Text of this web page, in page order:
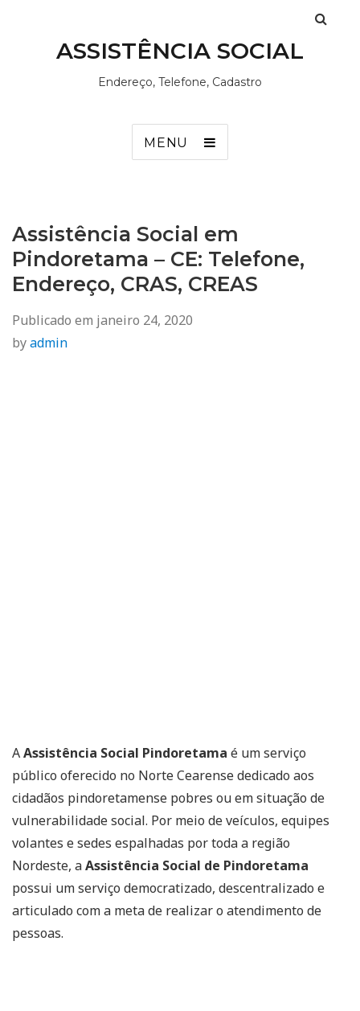
ASSISTÊNCIA SOCIAL
Endereço, Telefone, Cadastro
MENU
Assistência Social em
Pindoretama – CE: Telefone,
Endereço, CRAS, CREAS
Publicado em janeiro 24, 2020
byadmin
AAssistência Social Pindoretama é um serviço
público oferecido no Norte Cearense dedicado aos
cidadãos pindoretamense pobres ou em situação de
vulnerabilidade social. Por meio de veículos, equipes
volantes e sedes espalhadas por toda a região
Nordeste, aAssistência Social de Pindoretama
possui um serviço democratizado, descentralizado e
articulado com a meta de realizar o atendimento de
pessoas.